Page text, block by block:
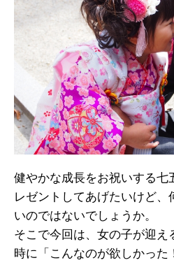
健やかな成長をお祝いする七
レゼントしてあげたいけど、
いのではないでしょうか。
そこで今回は、女の子が迎え
時に「こんなのが欲しかった